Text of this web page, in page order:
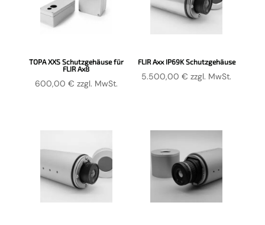
TOPA XXS Schutzgehäuse für
FLIR Ax8
600,00 € zzgl. MwSt.
FLIR Axx IP69K Schutzgehäuse
5.500,00€ zzgl. MwSt.